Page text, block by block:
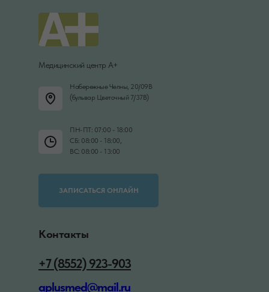
Медицинский центр А+
Набережные Челны, 20/09В
(бульвар Цветочный 7/37В)
ПН-ПТ: 07:00 - 18:00
СБ: 08:00 - 18:00,
ВС: 08:00 - 13:00
ЗАПИСАТЬСЯ ОНЛАЙН
Контакты
aplusmed@mail.ru
+7 (8552) 923-903